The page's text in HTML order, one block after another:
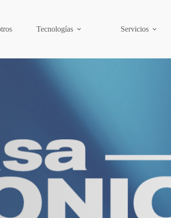
Tecnologías Servicios